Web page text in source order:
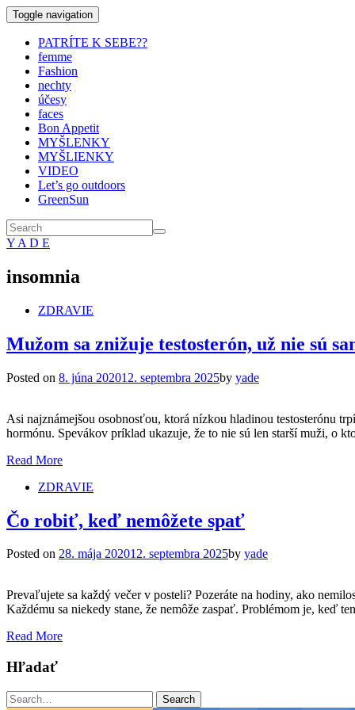
Toggle navigation
PATRÍTE K SEBE??
femme
Fashion
nechty
účesy
faces
Bon Appetit
MYŠLENKY
MYŠLIENKY
VIDEO
Let’s go outdoors
GreenSun
Y A D E
insomnia
ZDRAVIE
Mužom sa znižuje testosterón, už nie sú
Posted on 8. júna 202012. septembra 2025by yade
Asi najznámejšou osobnosťou, ktorá nízkou hladinou testosterónu
hormónu. Spevákov príklad ukazuje, že to nie sú len starší muži, o
Read More
ZDRAVIE
Čo robiť, keď nemôžete spať
Posted on 28. mája 202012. septembra 2025by yade
Prevaľujete sa každý večer v posteli? Pozeráte na hodiny, ako
Každému sa niekedy stane, že nemôže zaspať. Problémom je, keď
Read More
Hľadať
Search
Search